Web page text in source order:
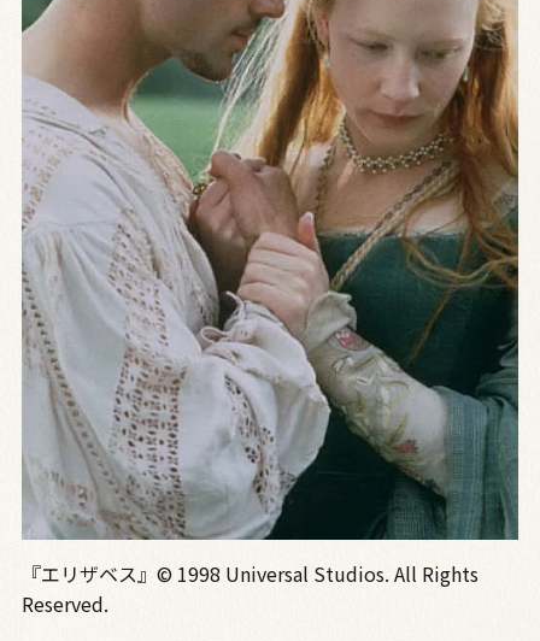
『エリザベス』© 1998 Universal Studios. All Rights
Reserved.